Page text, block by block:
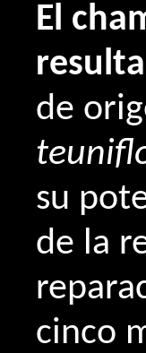
El
de
su
de la
cinco